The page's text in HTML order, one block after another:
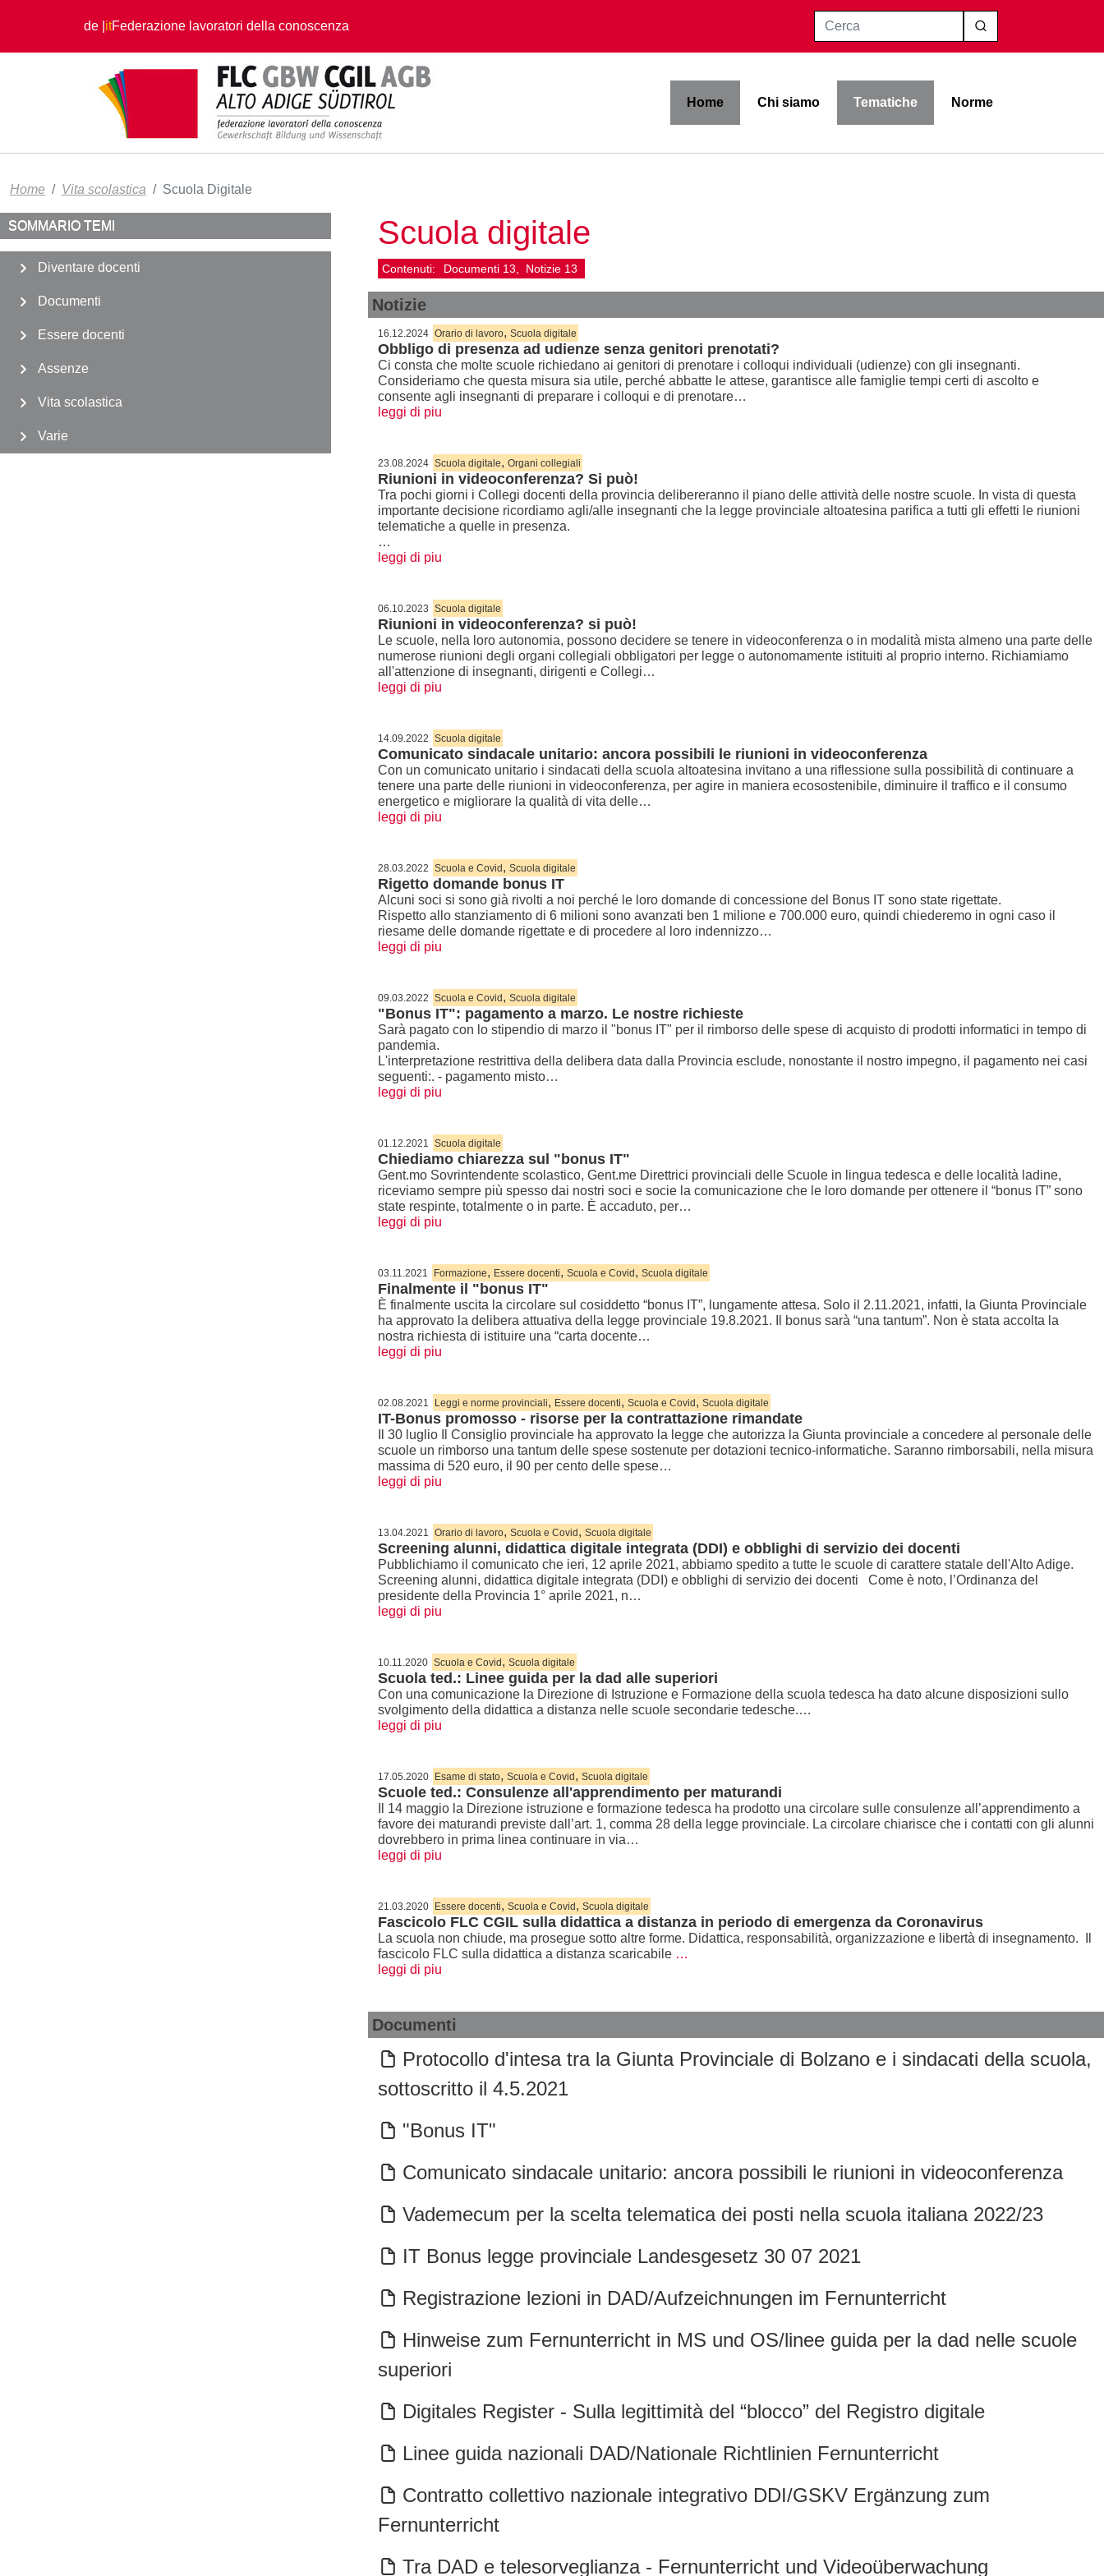
de itFederazione lavoratori della conoscenza Cerca
Home Chi siamo Tematiche Norme
Home Vita scolastica Scuola Digitale
Scuola digitale
Contenuti: Documenti 13 Notizie 13
Notizie
16.12.2024 Orario di lavoro, Scuola digitale
Obbligo di presenza ad udienze senza genitori prenotati?
Ci consta che molte scuole richiedano ai genitori di prenotare i colloqui individuali (udienze) con gli insegnanti.
Consideriamo che questa misura sia utile, perché abbatte le attese, garantisce alle famiglie tempi certi di ascolto e
consente agli insegnanti di preparare i colloqui e di prenotare…
leggi di piu
23.08.2024 Scuola digitale, Organi collegiali
Riunioni in videoconferenza? Si può!
Tra pochi giorni i Collegi docenti della provincia delibereranno il piano delle attività delle nostre scuole. In vista di questa
importante decisione ricordiamo agli/alle insegnanti che la legge provinciale altoatesina parifica a tutti gli effetti le riunioni
telematiche a quelle in presenza.
…
leggi di piu
06.10.2023 Scuola digitale
Riunioni in videoconferenza? si può!
Le scuole, nella loro autonomia, possono decidere se tenere in videoconferenza o in modalità mista almeno una parte delle
numerose riunioni degli organi collegiali obbligatori per legge o autonomamente istituiti al proprio interno. Richiamiamo
all'attenzione di insegnanti, dirigenti e Collegi…
leggi di piu
14.09.2022 Scuola digitale
Comunicato sindacale unitario: ancora possibili le riunioni in videoconferenza
Con un comunicato unitario i sindacati della scuola altoatesina invitano a una riflessione sulla possibilità di continuare a
tenere una parte delle riunioni in videoconferenza, per agire in maniera ecosostenibile, diminuire il traffico e il consumo
energetico e migliorare la qualità di vita delle…
leggi di piu
28.03.2022 Scuola e Covid , Scuola digitale
Rigetto domande bonus IT
Alcuni soci si sono già rivolti a noi perché le loro domande di concessione del Bonus IT sono state rigettate.
Rispetto allo stanziamento di 6 milioni sono avanzati ben 1 milione e 700.000 euro, quindi chiederemo in ogni caso il
riesame delle domande rigettate e di procedere al loro indennizzo…
leggi di piu
09.03.2022 Scuola e Covid , Scuola digitale
"Bonus IT": pagamento a marzo. Le nostre richieste
Sarà pagato con lo stipendio di marzo il "bonus IT" per il rimborso delle spese di acquisto di prodotti informatici in tempo di
pandemia.
L'interpretazione restrittiva della delibera data dalla Provincia esclude, nonostante il nostro impegno, il pagamento nei casi
seguenti:. - pagamento misto…
leggi di piu
01.12.2021 Scuola digitale
Chiediamo chiarezza sul "bonus IT"
Gent.mo Sovrintendente scolastico, Gent.me Direttrici provinciali delle Scuole in lingua tedesca e delle località ladine,
riceviamo sempre più spesso dai nostri soci e socie la comunicazione che le loro domande per ottenere il “bonus IT” sono
state respinte, totalmente o in parte. È accaduto, per…
leggi di piu
03.11.2021 Formazione, Essere docenti, Scuola e Covid , Scuola digitale
Finalmente il "bonus IT"
È finalmente uscita la circolare sul cosiddetto “bonus IT”, lungamente attesa. Solo il 2.11.2021, infatti, la Giunta Provinciale
ha approvato la delibera attuativa della legge provinciale 19.8.2021. Il bonus sarà “una tantum”. Non è stata accolta la
nostra richiesta di istituire una “carta docente…
leggi di piu
02.08.2021 Leggi e norme provinciali, Essere docenti, Scuola e Covid , Scuola digitale
IT-Bonus promosso - risorse per la contrattazione rimandate
Il 30 luglio Il Consiglio provinciale ha approvato la legge che autorizza la Giunta provinciale a concedere al personale delle
scuole un rimborso una tantum delle spese sostenute per dotazioni tecnico-informatiche. Saranno rimborsabili, nella misura
massima di 520 euro, il 90 per cento delle spese…
leggi di piu
13.04.2021 Orario di lavoro, Scuola e Covid , Scuola digitale
Screening alunni, didattica digitale integrata (DDI) e obblighi di servizio dei docenti
Pubblichiamo il comunicato che ieri, 12 aprile 2021, abbiamo spedito a tutte le scuole di carattere statale dell'Alto Adige.
Screening alunni, didattica digitale integrata (DDI) e obblighi di servizio dei docenti Come è noto, l’Ordinanza del
presidente della Provincia 1° aprile 2021, n…
leggi di piu
10.11.2020 Scuola e Covid , Scuola digitale
Scuola ted.: Linee guida per la dad alle superiori
Con una comunicazione la Direzione di Istruzione e Formazione della scuola tedesca ha dato alcune disposizioni sullo
svolgimento della didattica a distanza nelle scuole secondarie tedesche.…
leggi di piu
17.05.2020 Esame di stato, Scuola e Covid , Scuola digitale
Scuole ted.: Consulenze all'apprendimento per maturandi
Il 14 maggio la Direzione istruzione e formazione tedesca ha prodotto una circolare sulle consulenze all’apprendimento a
favore dei maturandi previste dall’art. 1, comma 28 della legge provinciale. La circolare chiarisce che i contatti con gli alunni
dovrebbero in prima linea continuare in via…
leggi di piu
21.03.2020 Essere docenti, Scuola e Covid , Scuola digitale
Fascicolo FLC CGIL sulla didattica a distanza in periodo di emergenza da Coronavirus
La scuola non chiude, ma prosegue sotto altre forme. Didattica, responsabilità, organizzazione e libertà di insegnamento. Il
fascicolo FLC sulla didattica a distanza scaricabile …
leggi di piu
Documenti
Protocollo d'intesa tra la Giunta Provinciale di Bolzano e i sindacati della scuola,
sottoscritto il 4.5.2021
"Bonus IT"
Comunicato sindacale unitario: ancora possibili le riunioni in videoconferenza
Vademecum per la scelta telematica dei posti nella scuola italiana 2022/23
IT Bonus legge provinciale Landesgesetz 30 07 2021
Registrazione lezioni in DAD/Aufzeichnungen im Fernunterricht
Hinweise zum Fernunterricht in MS und OS/linee guida per la dad nelle scuole
superiori
Digitales Register - Sulla legittimità del “blocco” del Registro digitale
Linee guida nazionali DAD/Nationale Richtlinien Fernunterricht
Contratto collettivo nazionale integrativo DDI/GSKV Ergänzung zum
Fernunterricht
Tra DAD e telesorveglianza - Fernunterricht und Videoüberwachung
SOMMARIO TEMI
Diventare docenti
Documenti
Essere docenti
Assenze
Vita scolastica
Varie